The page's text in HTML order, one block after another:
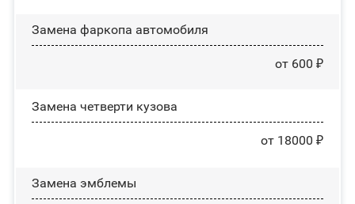
Замена фаркопа автомобиля
от 600 ₽
Замена четверти кузова
от 18000 ₽
Замена эмблемы